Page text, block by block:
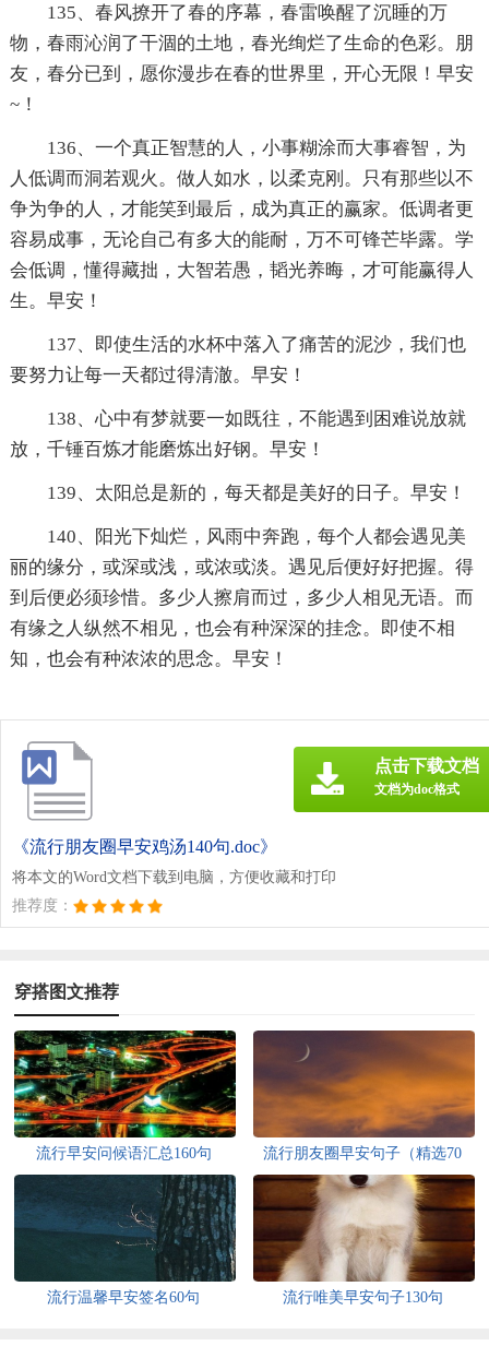
135、春风撩开了春的序幕，春雷唤醒了沉睡的万
物，春雨沁润了干涸的土地，春光绚烂了生命的色彩。朋
友，春分已到，愿你漫步在春的世界里，开心无限！早安
~！
136、一个真正智慧的人，小事糊涂而大事睿智，为
人低调而洞若观火。做人如水，以柔克刚。只有那些以不
争为争的人，才能笑到最后，成为真正的赢家。低调者更
容易成事，无论自己有多大的能耐，万不可锋芒毕露。学
会低调，懂得藏拙，大智若愚，韬光养晦，才可能赢得人
生。早安！
137、即使生活的水杯中落入了痛苦的泥沙，我们也
要努力让每一天都过得清澈。早安！
138、心中有梦就要一如既往，不能遇到困难说放就
放，千锤百炼才能磨炼出好钢。早安！
139、太阳总是新的，每天都是美好的日子。早安！
140、阳光下灿烂，风雨中奔跑，每个人都会遇见美
丽的缘分，或深或浅，或浓或淡。遇见后便好好把握。得
到后便必须珍惜。多少人擦肩而过，多少人相见无语。而
有缘之人纵然不相见，也会有种深深的挂念。即使不相
知，也会有种浓浓的思念。早安！
《流行朋友圈早安鸡汤140句.doc》
将本文的Word文档下载到电脑，方便收藏和打印
推荐度：
点击下载文档
文档为doc格式
穿搭图文推荐
流行早安问候语汇总160句
流行朋友圈早安句子（精选70
句）
流行温馨早安签名60句 流行唯美早安句子130句